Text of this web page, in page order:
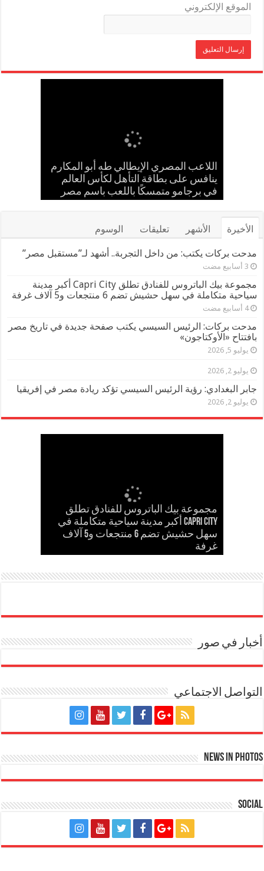
الموقع الإلكتروني
اللاعب المصري الإيطالي طه أبو المكارم
ينافس على بطاقة التأهل لكأس العالم
في برجامو متمسكًا باللعب باسم مصر
مدحت بركات يستقبل الشيخ كامل مطر
في لقاء ودي حاشد بمنشية القناطر
بحضور قيادات القبائل والعائلات المصرية
بالعلم المصري.. طه أبو المكارم يحسم
مواجهته الـ 66 في مسيرته بالتعادل أمام
بطل إيران
إسلام حشاد وإبراهيم حشاد يخطفان
الأنظار بتصميم عالمي ارتدته سلمى عادل
في مهرجان كان
حضانة «اقرأ النموذجية بجزيرة شطورة»
تحتفل بتخريج الدفعة الـ11 من براعم
المستقبل
الأخيرة الأشهر تعليقات الوسوم
مدحت بركات يكتب: من داخل التجربة.. أشهد لـ”مستقبل مصر”
مجموعة بيك الباتروس للفنادق تطلق Capri City أكبر مدينة
سياحية متكاملة في سهل حشيش تضم 6 منتجعات و5 آلاف غرفة
‏4 أسابيع مضت
مدحت بركات: الرئيس السيسي يكتب صفحة جديدة في تاريخ مصر
بافتتاح «الأوكتاجون»
يوليو 5, 2026
يوليو 2, 2026
جابر البغدادي: رؤية الرئيس السيسي تؤكد ريادة مصر في إفريقيا
يوليو 2, 2026
مجموعة بيك الباتروس للفنادق تطلق
Capri City أكبر مدينة سياحية متكاملة في
سهل حشيش تضم 6 منتجعات و5 آلاف
غرفة
مدحت بركات يكتب: كلمة حق في حسام
حسن
مدحت بركات يستقبل الشيخ كامل مطر
في لقاء ودي حاشد بمنشية القناطر
بحضور قيادات القبائل والعائلات المصرية
إسلام حشاد وإبراهيم حشاد يخطفان
الأنظار بتصميم عالمي ارتدته سلمى عادل
في مهرجان كان
Cinema Track أول منصة رقمية لرصد
إيرادات السينما المصرية
أخبار في صور
التواصل الاجتماعي
News in Photos
Social